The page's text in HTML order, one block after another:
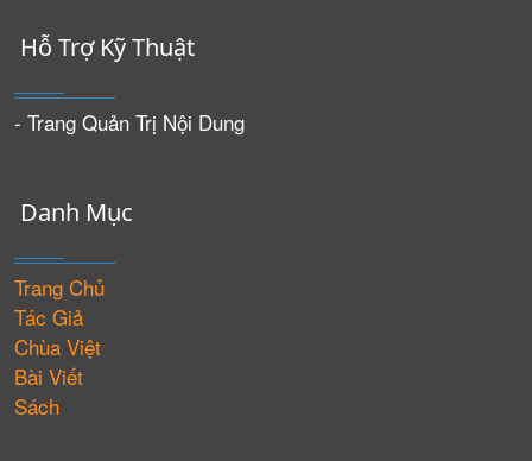
Hỗ Trợ Kỹ Thuật
- Trang Quản Trị Nội Dung
Danh Mục
Trang Chủ
Tác Giả
Chùa Việt
Bài Viết
Sách